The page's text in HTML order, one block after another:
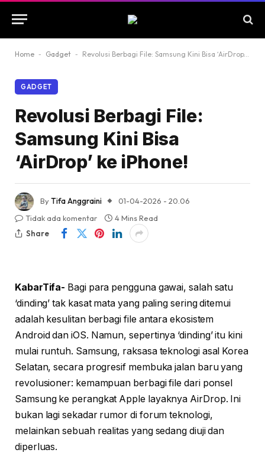
Home - Gadget - Revolusi Berbagi File: Samsung Kini Bisa ‘AirDrop’ ke iPhone!
GADGET
Revolusi Berbagi File:
Samsung Kini Bisa
‘AirDrop’ ke iPhone!
ByTifa Anggraini
01-04-2026 - 20.06
Tidak ada komentar
4 Mins Read
Share
KabarTifa- Bagi para pengguna gawai, salah satu
‘dinding’ tak kasat mata yang paling sering ditemui
adalah kesulitan berbagi file antara ekosistem
Android dan iOS. Namun, sepertinya ‘dinding’ itu kini
mulai runtuh. Samsung, raksasa teknologi asal Korea
Selatan, secara progresif membuka jalan baru yang
revolusioner: kemampuan berbagi file dari ponsel
Samsung ke perangkat Apple layaknya AirDrop. Ini
bukan lagi sekadar rumor di forum teknologi,
melainkan sebuah realitas yang sedang diuji dan
diperluas.